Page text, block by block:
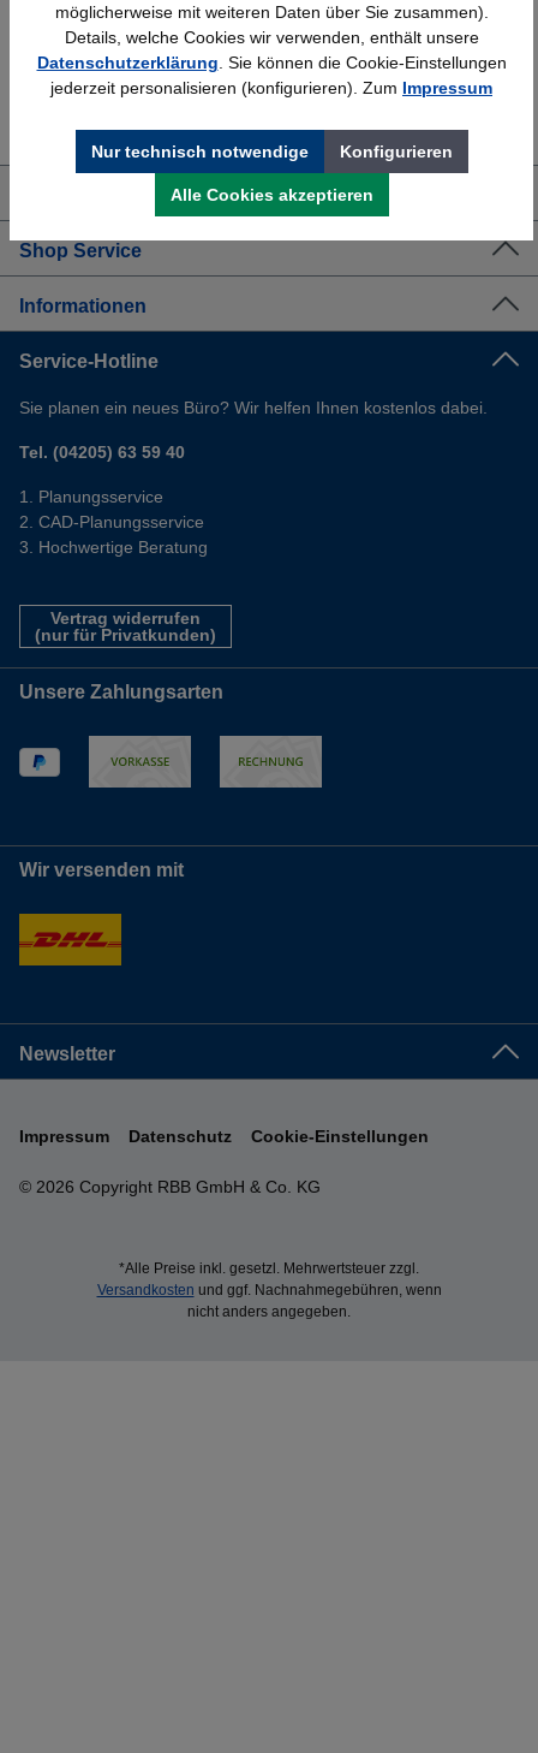
Erfahrung Kostenlose Beratung
Shop Service
Informationen
Service-Hotline
Sie planen ein neues Büro? Wir helfen Ihnen kostenlos dabei.
Tel. (04205) 63 59 40
Planungsservice
CAD-Planungsservice
Hochwertige Beratung
Vertrag widerrufen
(nur für Privatkunden)
Unsere Zahlungsarten
Wir versenden mit
Newsletter
© 2026 Copyright RBB GmbH & Co. KG
Impressum Datenschutz Cookie-Einstellungen
*Alle Preise inkl. gesetzl. Mehrwertsteuer zzgl.
Versandkosten und ggf. Nachnahmegebühren, wenn
nicht anders angegeben.
möglicherweise mit weiteren Daten über Sie zusammen).
Details, welche Cookies wir verwenden, enthält unsere
Datenschutzerklärung . Sie können die Cookie-Einstellungen
jederzeit personalisieren (konfigurieren). Zum Impressum
Nur technisch notwendige Konfigurieren
Alle Cookies akzeptieren